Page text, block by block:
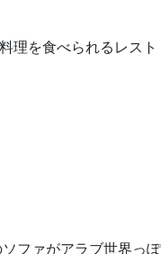
理を食べられるレスト
ファがアラブ世界っぽ